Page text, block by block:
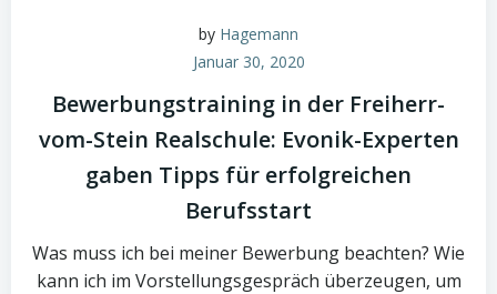
by Hagemann
Januar 30, 2020
Bewerbungstraining in der Freiherr-
vom-Stein Realschule: Evonik-Experten
gaben Tipps für erfolgreichen
Berufsstart
Was muss ich bei meiner Bewerbung beachten? Wie
kann ich im Vorstellungsgespräch überzeugen, um